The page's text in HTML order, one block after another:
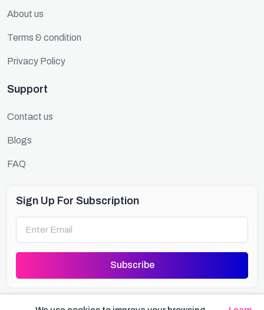
About us
Terms & condition
Privacy Policy
Support
Contact us
Blogs
FAQ
Sign Up For Subscription
Subscribe
Download Our App